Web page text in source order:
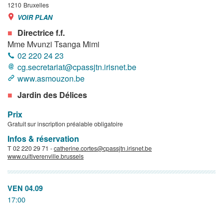
1210 Bruxelles
VOIR PLAN
Directrice f.f.
Mme Mvunzi Tsanga Mimi
02 220 24 23
cg.secretariat@cpassjtn.irisnet.be
www.asmouzon.be
Jardin des Délices
Prix
Gratuit sur inscription préalable obligatoire
Infos & réservation
T 02 220 29 71 -catherine.cortes@cpassjtn.irisnet.be
www.cultiverenville.brussels
VEN 04.09
17:00